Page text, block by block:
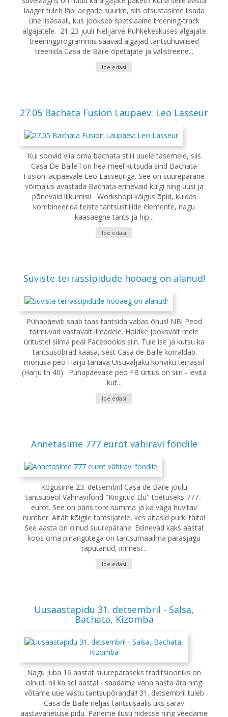
laager tuleb läbi aegade suurim, siis otsustasime lisada
ühe lisasaali, kus jookseb spetsiaalne treening-track
algajatele. 21-23 juuli Nelijärve Puhkekeskuses algajate
treeningprogrammis saavad algajad tantsuhuvilised
treenida Casa de Baile õpetajate ja välistreene...
loe edasi
27.05 Bachata Fusion Laupäev: Leo Lasseur
Kui soovid viia oma bachata stiili uuele tasemele, siis
Casa De Baile´l on hea meel kutsuda sind Bachata
Fusion laupäevale Leo Lasseuriga. See on suurepärane
võimalus avastada Bachata erinevaid külgi ning uusi ja
põnevaid liikumisi! Workshopi käigus õpid, kuidas
kombineerida teiste tantsustiilide elemente, nagu
kaasaegne tants ja hip...
loe edasi
Suviste terrassipidude hooaeg on alanud!
Pühapäeviti saab taas tantsida vabas õhus! NB! Peod
toimuvad vastavalt ilmadele. Hoidke jooksvalt meie
üritustel silma peal Facebookis siin. Tule ise ja kutsu ka
tantsusõbrad kaasa, sest Casa de Baile korraldab
mõnusa peo Harju tänava Uisuväljaku kohviku terrassil
(Harju tn 40). Pühapäevase peo FB üritus on siin - levita
kut...
loe edasi
Annetasime 777 eurot vähiravi fondile
Kogusime 23. detsembril Casa de Baile jõulu
tantsupeol Vähiravifond "Kingitud Elu" toetuseks 777.-
eurot. See on päris tore summa ja ka väga huvitav
number. Aitäh kõigile tantsijatele, kes aitasid purki täita!
See aasta on olnud suurepärane. Eelnevad kaks aastat
koos oma piirangutega on tantsumaailma parasjagu
raputanud, inimesi...
loe edasi
Uusaastapidu 31. detsembril - Salsa,
Bachata, Kizomba
Nagu juba 16 aastat suurepäraseks traditsiooniks on
olnud, nii ka sel aastal - saadame vana aasta ära ning
võtame uue vastu tantsupõrandal! 31. detsembril tuleb
Casa de Baile neljas tantsusaalis üks särav
aastavahetuse pidu. Paneme ilusti riidesse ning veedame